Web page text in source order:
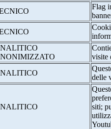
Flag
visite
delle
siti;